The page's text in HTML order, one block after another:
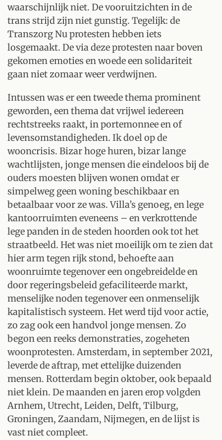
waarschijnlijk niet. De vooruitzichten in de
trans strijd zijn niet gunstig. Tegelijk: de
Transzorg Nu protesten hebben iets
losgemaakt. De via deze protesten naar boven
gekomen emoties en woede een solidariteit
gaan niet zomaar weer verdwijnen.
Intussen was er een tweede thema prominent
geworden, een thema dat vrijwel iedereen
rechtstreeks raakt, in portemonnee en of
levensomstandigheden. Ik doel op de
wooncrisis. Bizar hoge huren, bizar lange
wachtlijsten, jonge mensen die eindeloos bij de
ouders moesten blijven wonen omdat er
simpelweg geen woning beschikbaar en
betaalbaar voor ze was. Villa’s genoeg, en lege
kantoorruimten eveneens – en verkrottende
lege panden in de steden hoorden ook tot het
straatbeeld. Het was niet moeilijk om te zien dat
hier arm tegen rijk stond, behoefte aan
woonruimte tegenover een ongebreidelde en
door regeringsbeleid gefaciliteerde markt,
menselijke noden tegenover een onmenselijk
kapitalistisch systeem. Het werd tijd voor actie,
zo zag ook een handvol jonge mensen. Zo
begon een reeks demonstraties, zogeheten
woonprotesten. Amsterdam, in september 2021,
leverde de aftrap, met ettelijke duizenden
mensen. Rotterdam begin oktober, ook bepaald
niet klein. De maanden en jaren erop volgden
Arnhem, Utrecht, Leiden, Delft, Tilburg,
Groningen, Zaandam, Nijmegen, en de lijst is
vast niet compleet.